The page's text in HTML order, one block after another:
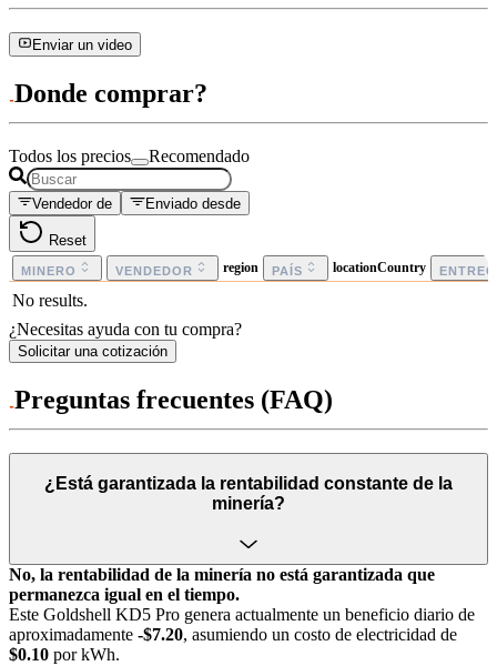
Enviar un video
Donde comprar?
Todos los precios Recomendado
Vendedor de Enviado desde
Reset
MINERO VENDEDOR region PAÍS locationCountry
No results.
¿Necesitas ayuda con tu compra?
Solicitar una cotización
Preguntas frecuentes (FAQ)
¿Está garantizada la rentabilidad constante de la
minería?
No, la rentabilidad de la minería no está garantizada que
permanezca igual en el tiempo.
Este Goldshell KD5 Pro genera actualmente un beneficio diario de
aproximadamente -$7.20, asumiendo un costo de electricidad de
$0.10 por kWh.